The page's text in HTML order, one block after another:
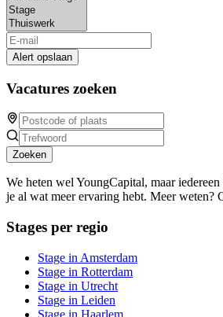
Alert opslaan
Vacatures zoeken
Zoeken
We heten wel YoungCapital, maar
je al wat meer ervaring hebt. Meer weten?
Stages per regio
Stage in Amsterdam
Stage in Rotterdam
Stage in Utrecht
Stage in Leiden
Stage in Haarlem